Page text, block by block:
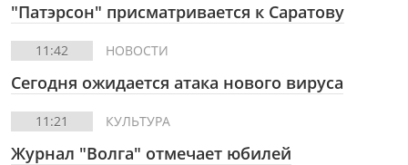
"Патэрсон" присматривается к Саратову
11:42 НОВОСТИ
Сегодня ожидается атака нового вируса
11:21 КУЛЬТУРА
Журнал "Волга" отмечает юбилей